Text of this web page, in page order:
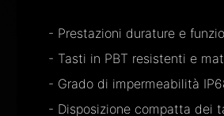
- Prestazioni durature e
- Tasti in PBT resistenti e
- Grado di impermeabilità
- Disposizione compatta dei